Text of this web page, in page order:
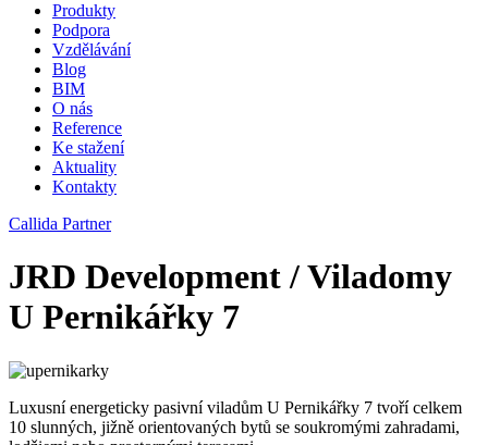
Produkty
Podpora
Vzdělávání
Blog
BIM
O nás
Reference
Ke stažení
Aktuality
Kontakty
Callida Partner
JRD Development / Viladomy
U Pernikářky 7
Luxusní energeticky pasivní viladům U Pernikářky 7 tvoří celkem
10 slunných, jižně orientovaných bytů se soukromými zahradami,